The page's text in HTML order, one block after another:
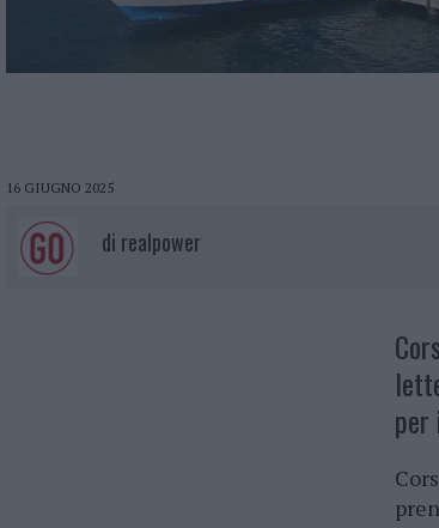
16 GIUGNO 2025
di realpower